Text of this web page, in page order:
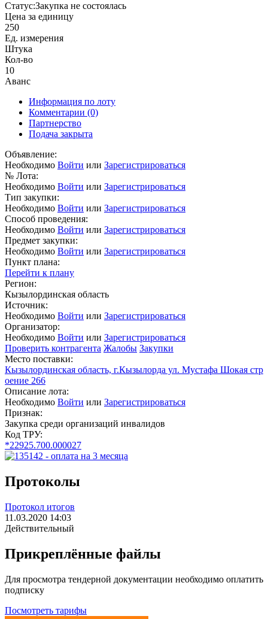
Статус:Закупка не состоялась
Цена за единицу
250
Ед. измерения
Штука
Кол-во
10
Аванс
Информация по лоту
Комментарии (0)
Партнерство
Подача закрыта
Объявление:
Необходимо Войти или Зарегистрироваться
№ Лота:
Необходимо Войти или Зарегистрироваться
Тип закупки:
Необходимо Войти или Зарегистрироваться
Способ проведения:
Необходимо Войти или Зарегистрироваться
Предмет закупки:
Необходимо Войти или Зарегистрироваться
Пункт плана:
Перейти к плану
Регион:
Кызылординская область
Источник:
Необходимо Войти или Зарегистрироваться
Организатор:
Необходимо Войти или Зарегистрироваться
Проверить контрагента Жалобы Закупки
Место поставки:
Кызылординская область, г.Кызылорда ул. Мустафа Шокая стр
оение 266
Описание лота:
Необходимо Войти или Зарегистрироваться
Признак:
Закупка среди организаций инвалидов
Код ТРУ:
*22925.700.000027
Протоколы
Протокол итогов
11.03.2020 14:03
Действительный
Прикреплённые файлы
Для просмотра тендерной документации необходимо оплатить
подписку
Посмотреть тарифы